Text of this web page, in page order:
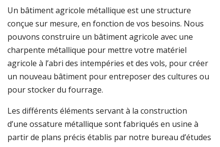
Un bâtiment agricole métallique est une structure
conçue sur mesure, en fonction de vos besoins. Nous
pouvons construire un bâtiment agricole avec une
charpente métallique pour mettre votre matériel
agricole à l’abri des intempéries et des vols, pour créer
un nouveau bâtiment pour entreposer des cultures ou
pour stocker du fourrage.
Les différents éléments servant à la construction
d’une ossature métallique sont fabriqués en usine à
partir de plans précis établis par notre bureau d’études